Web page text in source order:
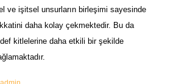
ve işitsel unsurların birleşimi sayesinde
daha kolay çekmektedir. Bu da
kitlelerine daha etkili bir şekilde